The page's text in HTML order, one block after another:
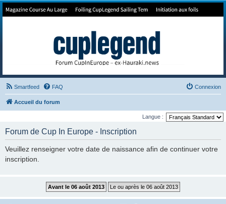
Forum de Cup In Europe
Smartfeed FAQ Connexion
Accueil du forum
Langue :
Forum de Cup In Europe - Inscription
Veuillez renseigner votre date de naissance afin de continuer votre
inscription.